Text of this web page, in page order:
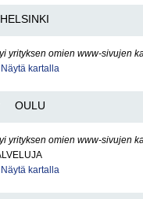
HELSINKI
yrityksen omien www-sivujen
Näytä kartalla
OULU
yrityksen omien www-sivujen
Näytä kartalla